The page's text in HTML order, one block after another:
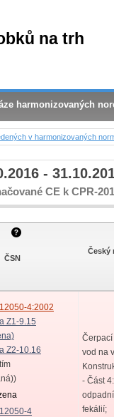
na trh
harmonizovaných
v harmonizovaných
-
CE k CPR-
ČSN
Český
4:2002
Z1-9.15
Z2-10.16
4
vod na
- Část
fekálií;